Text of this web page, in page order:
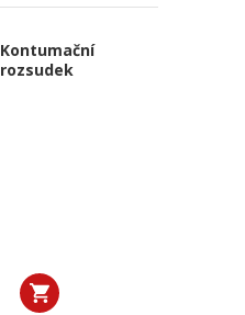
Kontumační
rozsudek